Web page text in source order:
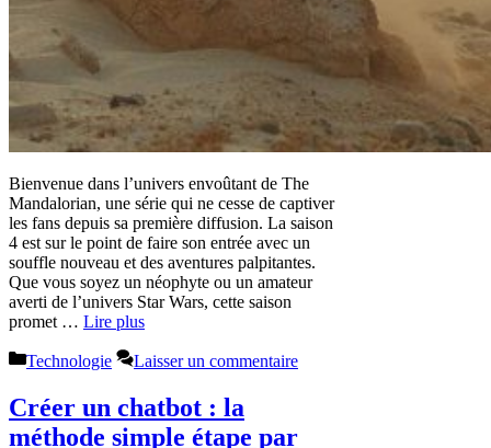
Bienvenue dans l’univers envoûtant de The
Mandalorian, une série qui ne cesse de captiver
les fans depuis sa première diffusion. La saison
4 est sur le point de faire son entrée avec un
souffle nouveau et des aventures palpitantes.
Que vous soyez un néophyte ou un amateur
averti de l’univers Star Wars, cette saison
promet … Lire plus
Catégories
Technologie Laisser un commentaire
Créer un chatbot : la
méthode simple étape par